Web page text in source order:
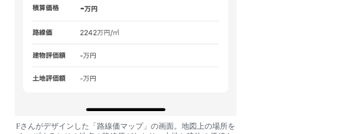
Fさんがデザインした「路線価マップ」の画面。地図上の場所を